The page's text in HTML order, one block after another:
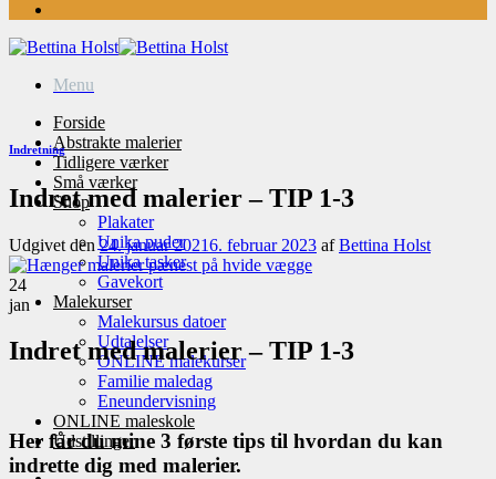
Menu
Forside
Abstrakte malerier
Tidligere værker
Små værker
Shop
Plakater
Unika puder
Unika tasker
Gavekort
Malekurser
Malekursus datoer
Udtalelser
ONLINE malekurser
Familie maledag
Eneundervisning
ONLINE maleskole
Udstillinger
Indretning
Indret med malerier – TIP 1-3
Udgivet den24. januar 20216. februar 2023 afBettina Holst
24
jan
Indret med malerier – TIP 1-3
Her får du mine 3 første tips til hvordan du kan
indrette dig med malerier.